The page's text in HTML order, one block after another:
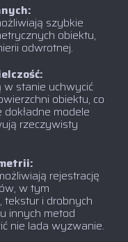
szybkie
obiektu,
odwrotnej.
w stanie uchwycić
obiektu, co
modele
rzeczywisty
rejestrację
w tym
i drobnych
innych metod
nie lada wyzwanie.